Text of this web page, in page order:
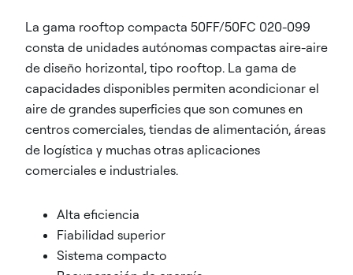
La gama rooftop compacta 50FF/50FC 020-099
consta de unidades autónomas compactas aire-aire
de diseño horizontal, tipo rooftop. La gama de
capacidades disponibles permiten acondicionar el
aire de grandes superficies que son comunes en
centros comerciales, tiendas de alimentación, áreas
de logística y muchas otras aplicaciones
comerciales e industriales.
Alta eficiencia
Fiabilidad superior
Sistema compacto